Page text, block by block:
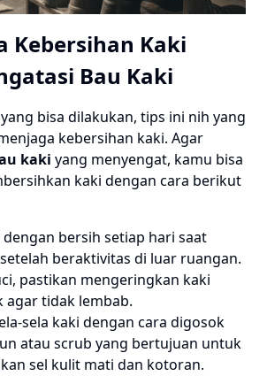
Kebersihan Kaki
Bau Kaki
bisa dilakukan, tips ini nih yang
kebersihan kaki. Agar
kaki yang menyengat, kamu bisa
kaki dengan cara berikut
dengan bersih setiap hari saat
beraktivitas di luar ruangan.
pastikan mengeringkan kaki
agar tidak lembab.
sela kaki dengan cara digosok
atau scrub yang bertujuan untuk
sel kulit mati dan kotoran.